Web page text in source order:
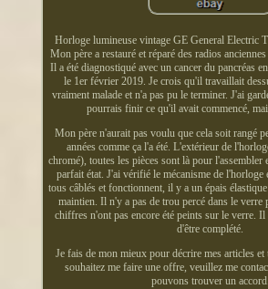
Horloge lumineuse vintage GE General Electric
Mon père a restauré et réparé des radios
Il a été diagnostiqué avec un cancer du pancréas
le 1er février 2019. Je crois qu'il travaillait
vraiment malade et n'a pas pu le terminer. J'ai
pourrais finir ce qu'il avait commencé,
Mon père n'aurait pas voulu que cela soit rangé
années comme ça l'a été. L'extérieur de
chromé), toutes les pièces sont là pour l'assembler
parfait état. J'ai vérifié le mécanisme de
tous câblés et fonctionnent, il y a un épais
maintien. Il n'y a pas de trou percé dans le verre
chiffres n'ont pas encore été peints sur le verre.
d'être complété.
Je fais de mon mieux pour décrire mes articles
souhaitez me faire une offre, veuillez me
pouvons trouver un accord.